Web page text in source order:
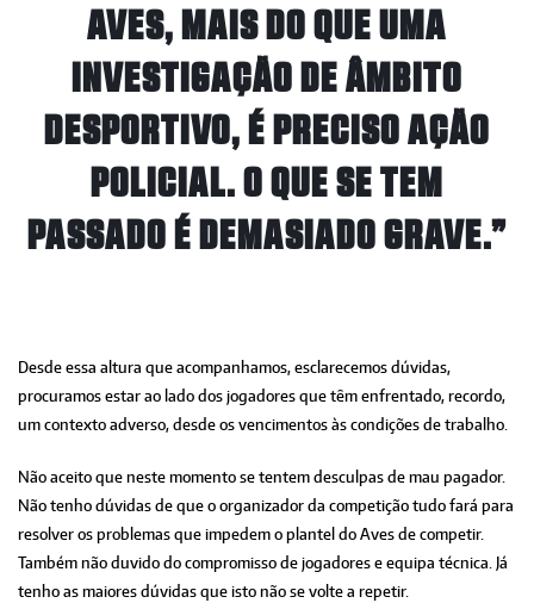
AVES, MAIS DO QUE UMA
INVESTIGAÇÃO DE ÂMBITO
DESPORTIVO, É PRECISO AÇÃO
POLICIAL. O QUE SE TEM
PASSADO É DEMASIADO GRAVE.”
Desde essa altura que acompanhamos, esclarecemos dúvidas,
procuramos estar ao lado dos jogadores que têm enfrentado, recordo,
um contexto adverso, desde os vencimentos às condições de trabalho.
Não aceito que neste momento se tentem desculpas de mau pagador.
Não tenho dúvidas de que o organizador da competição tudo fará para
resolver os problemas que impedem o plantel do Aves de competir.
Também não duvido do compromisso de jogadores e equipa técnica. Já
tenho as maiores dúvidas que isto não se volte a repetir.